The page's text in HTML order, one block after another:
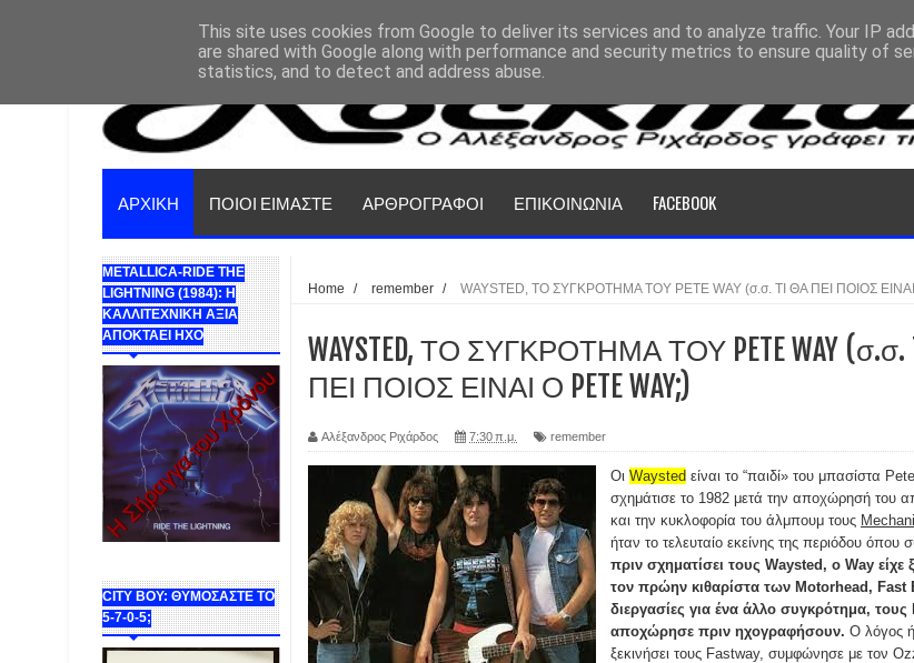
ΑΡΧΙΚΗ ΠΟΙΟΙ ΕΙΜΑΣΤΕ ΑΡΘΡΟΓΡΑΦΟΙ ΕΠΙΚΟΙΝΩΝΙΑ FACEBOOK
METALLICA-RIDE THE
LIGHTNING (1984): Η
ΚΑΛΛΙΤΕΧΝΙΚΗ ΑΞΙΑ
ΑΠΟΚΤΑΕΙ ΗΧΟ
CITY BOY: ΘΥΜΟΣΑΣΤΕ ΤΟ
5-7-0-5;
Home / remember / WAYSTED, ΤΟ ΣΥΓΚΡΟΤΗΜΑ ΤΟΥ PETE WAY (σ.σ. TI ΘΑ ΠΕΙ ΠΟΙΟΣ
WAYSTED, ΤΟ ΣΥΓΚΡΟΤΗΜΑ ΤΟΥ PETE WAY
ΠΕΙ ΠΟΙΟΣ ΕΙΝΑΙ Ο PETE WAY;)
Αλέξανδρος Ριχάρδος 7:30 π.μ. remember
Οι Waysted είναι το “παιδί» του μπασίστα
σχημάτισε το 1982 μετά την αποχώρησή του
και την κυκλοφορία του άλμπουμ τους
ήταν το τελευταίο εκείνης της περιόδου όπου
πριν σχηματίσει τους Waysted, o Way είχε
τον πρώην κιθαρίστα των Motorhead, Fast
διεργασίες για ένα άλλο συγκρότημα,
αποχώρησε πριν ηχογραφήσουν. Ο λόγος
ξεκινήσει τους Fastway, συμφώνησε με τον
This site uses cookies from Google to deliver its services and to analyze traffic. Your IP
are shared with Google along with performance and security metrics to ensure quality of
statistics, and to detect and address abuse.